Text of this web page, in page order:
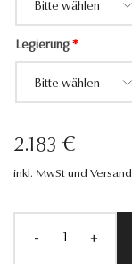
Legierung *
2.183 €
inkl. MwSt und
- +